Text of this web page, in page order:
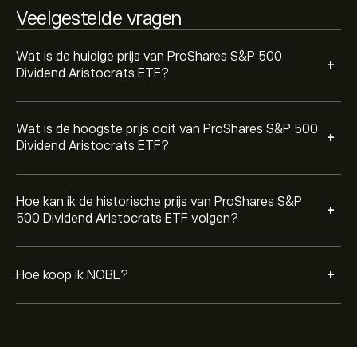
Veelgestelde vragen
Wat is de huidige prijs van ProShares S&P 500
Dividend Aristocrats ETF?
+
Wat is de hoogste prijs ooit van ProShares S&P 500
Dividend Aristocrats ETF?
+
Hoe kan ik de historische prijs van ProShares S&P
500 Dividend Aristocrats ETF volgen?
+
Hoe koop ik NOBL? +
Aristocrats ETF je wilt kopen. Je kunt ook een order
plaatsen waarbij NOBL in de toekomst tegen een
specifieke prijs wordt gekocht.